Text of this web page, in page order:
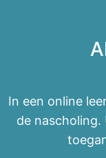
In een online
de nascholing.